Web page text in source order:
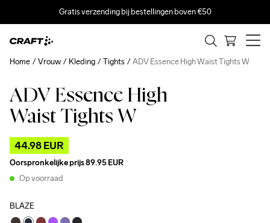
Gratis verzending bij bestellingen boven €50
ADV Essence High
Waist Tights W
44.98 EUR
Oorspronkelijke prijs89.95 EUR
Op voorraad
BLAZE
Home Vrouw Kleding Tights ADV Essence High Waist Tights W
Outlet